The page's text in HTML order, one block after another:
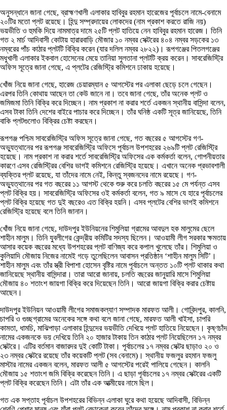
অনুসন্ধানে জানা গেছে, ব্রাহ্মণখালী এলাকার হাবিবুর রহমান হারেজের পূর্বাচলে নামে-বেনামে
২০টির মতো প্লট রয়েছে। হিন্দু সম্প্রদায়ের লোকদের (নাম প্রকাশ করতে রাজি নয়)
ভয়ভীতি ও হুমকি দিয়ে নামমাত্র দামে ২৫টি প্লট হাতিয়ে নেন হাবিবুর রহমান হারেজ। তিনি
গত ২ মার্চ আদিবাসী কোটায় হারারবাড়ি মৌজার ১০ নম্বর সেক্টরের ৪০৪ নম্বর সড়কের ১৩
নম্বরের পাঁচ কাঠার প্লটটি বিক্রি করেন (যার দলিল নম্বর ২৮২২)। রূপগঞ্জের পিতলগঞ্জের
মধুখালী এলাকার ইকবাল হোসেনের মেয়ে তানিয়া সুলতানা প্লটটি ক্রয় করেন। সাবরেজিস্ট্রি
অফিস সূত্রে জানা গেছে, এ প্লটের রেজিস্ট্রি কমিশনে ঢাকায় হয়েছে।
খোঁজ নিয়ে জানা গেছে, হারেজ চেয়ারম্যান ৫ আগস্টের পর এলাকা ছেড়ে চলে গেছেন।
এরপর তিনি কোথায় আছেন তা কেউ জানে না। তবে জানা গেছে, তাঁর অনেক প্লট ও
জমিজমা তিনি বিক্রি করে দিচ্ছেন। নাম প্রকাশ না করার শর্তে একজন স্থানীয় বাসিন্দা বলেন,
এসব টাকা তিনি দেশের বাইরে পাচার করে দিচ্ছেন। তাঁর ঘনিষ্ঠ একটি সূত্র জানিয়েছে, তিনি
বাকি প্লটগুলোও বিক্রির চেষ্টা করছেন।
রূপগঞ্জ পশ্চিম সাবরেজিস্ট্রি অফিস সূত্রে জানা গেছে, গত বছরের ৫ আগস্টের গণ-
অভ্যুত্থানের পর রূপগঞ্জ সাবরেজিস্ট্রি অফিসে পূর্বাচল উপশহরের ২৬৯টি প্লট রেজিস্ট্রি
হয়েছে। নাম প্রকাশ না করার শর্তে সাবরেজিস্ট্রি অফিসের এক কর্মকর্তা বলেন, গোপনীয়তার
কারণে এসব রেজিস্ট্রির বেশির ভাগই কমিশনে রেজিস্ট্রি হয়েছে। এখানে অনেক প্রভাবশালী
ব্যক্তির প্লট রয়েছে, যা তাঁদের নামে নেই, কিন্তু স্বজনদের নামে রয়েছে। গণ-
অভ্যুত্থানের পর গত বছরের ১১ আগস্ট থেকে শুরু করে চলতি বছরের ১৫ মে পর্যন্ত এসব
প্লট বিক্রি হয়। সাবরেজিস্ট্রি অফিসের ওই কর্মকর্তা বলেন, গত ৯ মাসে যে হারে পূর্বাচলের
প্লট বিক্রি হয়েছে গত দুই বছরেও এত বিক্রি হয়নি। এসব প্লটের বেশির ভাগই কমিশনে
রেজিস্ট্রি হয়েছে বলে তিনি জানান।
খোঁজ নিয়ে জানা গেছে, দাউদপুর ইউনিয়নের শিমুলিয়া গ্রামের আবদুল হক মালুমের ছেলে
শাহীন মালুম। তিনি যুবলীগের কেন্দ্রীয় কমিটির সদস্য ছিলেন। আওয়ামী লীগ সরকার ক্ষমতায়
আসার কয়েক বছরের মধ্যে উপশহরের প্লট বাণিজ্য করে কপাল খুলেছে তাঁর। শিমুলিয়া ও
কুলিয়াদি মৌজায় নিজের নামেই গড়ে তুলেছিলেন আবাসন প্রতিষ্ঠান ‘শাহীন মালুম সিটি’।
শাহীন মালুম এবং তাঁর স্ত্রী বিপাশা হোসেন বৃষ্টির নামে পূর্বাচলে অন্তত ১০টি প্লট থাকার কথা
জানিয়েছে স্থানীয় বাসিন্দারা। তারা আরো জানায়, চলতি বছরের জানুয়ারি মাসে শিমুলিয়া
মৌজায় ৪০ শতাংশ জায়গা বিক্রি করে দিয়েছেন তিনি। আরো জায়গা বিক্রি করার চেষ্টায়
আছেন।
দাউদপুর ইউনিয়ন আওয়ামী লীগের সমাজকল্যাণ সম্পাদক মারফত আলী। গোবিন্দপুর, কালনি,
চাপরি ও গুচ্ছগ্রামের অনেকের সঙ্গে কথা বলে জানা গেছে, মারফত আলী খাইসা, চাপরি
কামতা, ধামচি, মাঝিপাড়া এলাকার হিন্দুদের ভয়ভীতি দেখিয়ে প্লট হাতিয়ে নিয়েছেন। কৃষ্ণচাঁদ
নামের একজনকে ভয় দেখিয়ে তিনি ২০ হাজার টাকায় তিন কাঠার প্লট নিয়েছিলেন ১৭ নম্বর
সেক্টরে। এটির বর্তমান বাজারদর দুই কোটি টাকা। পূর্বাচলের ১৭ নম্বর সেক্টর ছাড়াও ২০ ও
২৩ নম্বর সেক্টরে রয়েছে তাঁর কয়েকটি প্লট (সব বেনামে)। স্থানীয় ফজলুর রহমান ফজলু
মাস্টার নামের একজন বলেন, মারফত আলী ৫ আগস্টের পরেই পালিয়ে গেছেন। কালনি
মৌজায় ১৫ শতাংশ জমি বিক্রি করেছেন তিনি। এ ছাড়া পূর্বাচলের ১৭ নম্বর সেক্টরের একটি
প্লট বিক্রি করেছেন তিনি। এটা তাঁর এক আত্মীয়ের নামে ছিল।
গত এক সপ্তাহ পূর্বাচল উপশহরের বিভিন্ন এলাকা ঘুরে কথা হয়েছে আদিবাসী, বিভিন্ন